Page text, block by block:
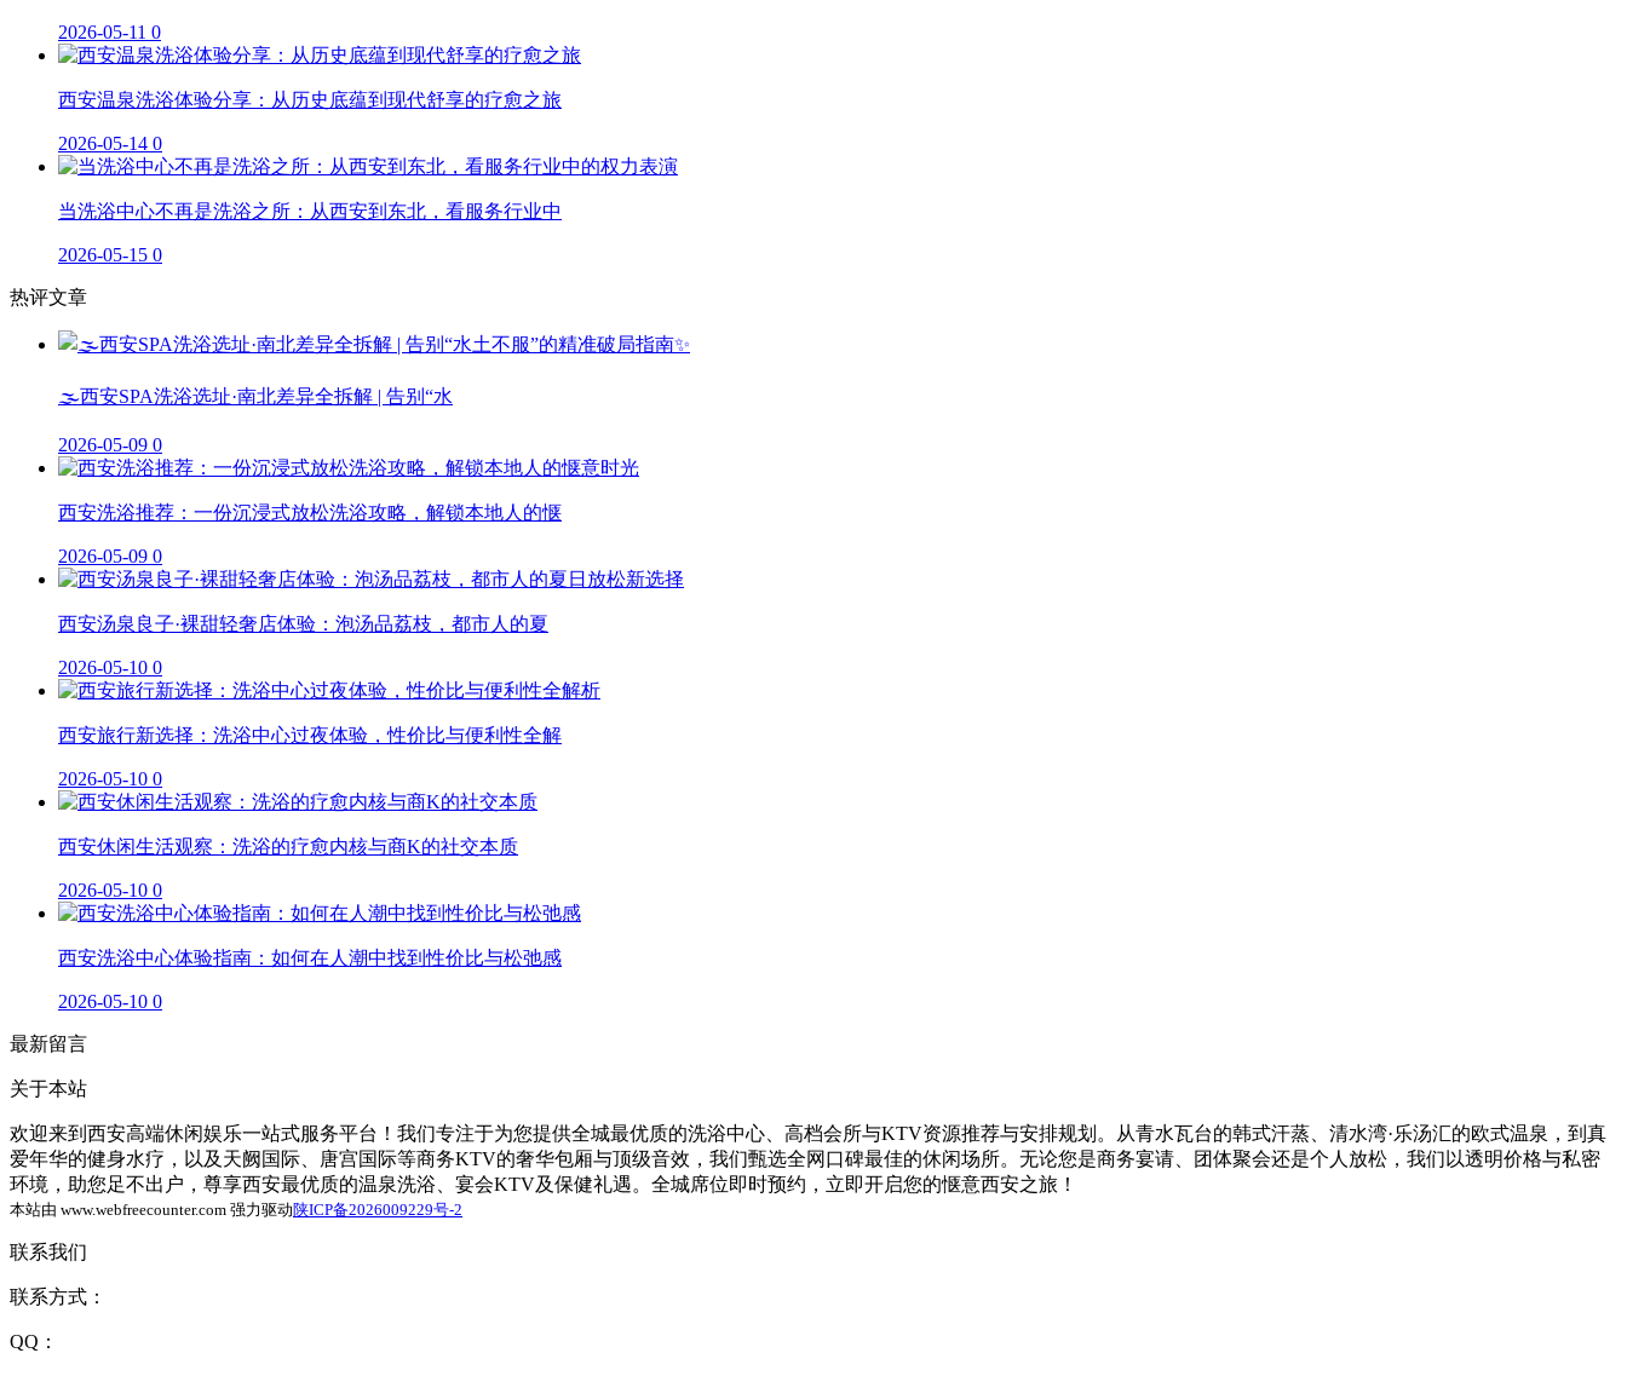
2026-05-11 0
西安温泉洗浴体验分享：从历史底蕴到现代舒享的疗愈之旅
2026-05-14 0
当洗浴中心不再是洗浴之所：从西安到东北，看服务行业中
2026-05-15 0
热评文章
🌫️西安SPA洗浴选址·南北差异全拆解 | 告别“水
2026-05-09 0
西安洗浴推荐：一份沉浸式放松洗浴攻略，解锁本地人的惬
2026-05-09 0
西安汤泉良子·裸甜轻奢店体验：泡汤品荔枝，都市人的夏
2026-05-10 0
西安旅行新选择：洗浴中心过夜体验，性价比与便利性全解
2026-05-10 0
西安休闲生活观察：洗浴的疗愈内核与商K的社交本质
2026-05-10 0
西安洗浴中心体验指南：如何在人潮中找到性价比与松弛感
2026-05-10 0
最新留言
关于本站
欢迎来到西安高端休闲娱乐一站式服务平台！我们专注于为您提供全城最优质的洗浴中心、高档会所与KTV资源推荐与安排规划。从青水瓦台的韩式汗蒸、清水湾·乐汤汇的欧式温泉，到真
爱年华的健身水疗，以及天阙国际、唐宫国际等商务KTV的奢华包厢与顶级音效，我们甄选全网口碑最佳的休闲场所。无论您是商务宴请、团体聚会还是个人放松，我们以透明价格与私密
环境，助您足不出户，尊享西安最优质的温泉洗浴、宴会KTV及保健礼遇。全城席位即时预约，立即开启您的惬意西安之旅！
本站由 www.webfreecounter.com 强力驱动陕ICP备2026009229号-2
联系我们
联系方式：
QQ：